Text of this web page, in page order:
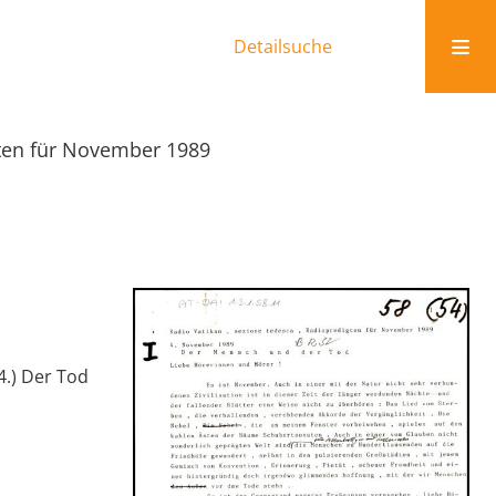
Detailsuche
für November 1989
Der Tod